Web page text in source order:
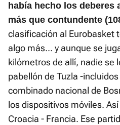
había hecho los deberes
más que contundente
clasificación al Eurobasket
algo más... y aunque se
kilómetros de allí, nadie se
pabellón de Tuzla -
combinado nacional de
los dispositivos móviles.
Croacia - Francia. Ese